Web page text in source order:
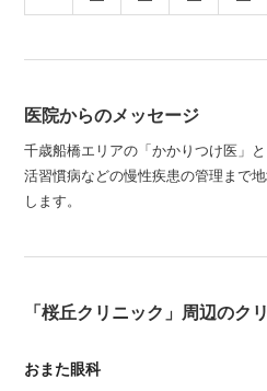
医院からのメッセージ
千歳船橋エリアの「かかりつけ医」
活習慣病などの慢性疾患の管理まで
します。
「桜丘クリニック」周辺のク
おまた眼科